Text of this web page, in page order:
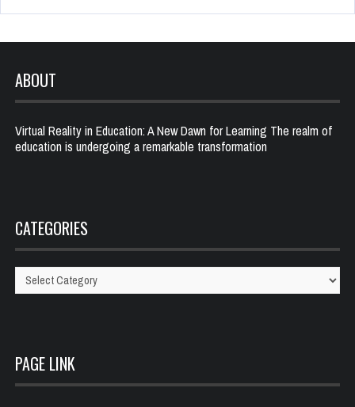
ABOUT
Virtual Reality in Education: A New Dawn for Learning The realm of
education is undergoing a remarkable transformation
CATEGORIES
Categories
PAGE LINK